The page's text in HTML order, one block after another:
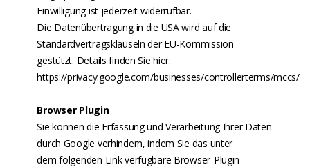
Einwilligung ist jederzeit widerrufbar.
Die Datenübertragung in die USA wird auf die
Standardvertragsklauseln der EU-Kommission
gestützt. Details finden Sie hier:
https://privacy.google.com/businesses/controllerterms/mccs/
Browser Plugin
Sie können die Erfassung und Verarbeitung Ihrer Daten
durch Google verhindern, indem Sie das unter
dem folgenden Link verfügbare Browser-Plugin